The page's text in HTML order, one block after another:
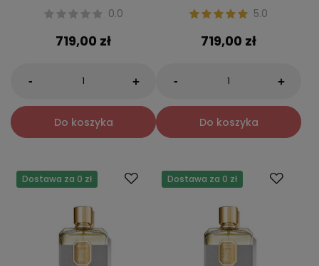
0.0
719,00 zł
- +
Do koszyka
5.0
719,00 zł
- +
Do koszyka
Dostawa za 0 zł Dostawa za 0 zł